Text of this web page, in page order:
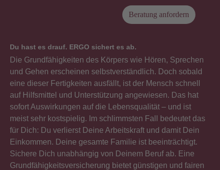
Beratung anfordern
Du hast es drauf. ERGO sichert es ab.
Die Grundfähigkeiten des Körpers wie Hören, Sprechen
und Gehen erscheinen selbstverständlich. Doch sobald
eine dieser Fertigkeiten ausfällt, ist der Mensch schnell
auf Hilfsmittel und Unterstützung angewiesen. Das hat
sofort Auswirkungen auf die Lebensqualität – und ist
meist sehr kostspielig. Im schlimmsten Fall bedeutet das
für Dich: Du verlierst Deine Arbeitskraft und damit Dein
Einkommen. Deine gesamte Familie ist beeinträchtigt.
Sichere Dich unabhängig von Deinem Beruf ab. Eine
Grundfähigkeitsversicherung bietet günstigen und fairen